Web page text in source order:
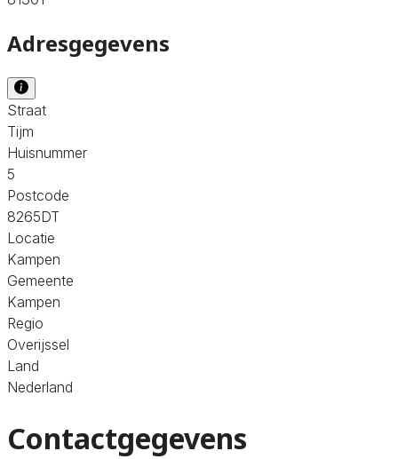
Adresgegevens
Straat
Tijm
Huisnummer
5
Postcode
8265DT
Locatie
Kampen
Gemeente
Kampen
Regio
Overijssel
Land
Nederland
Contactgegevens